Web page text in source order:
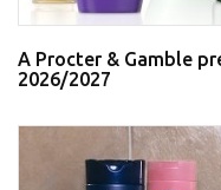
A Procter & Gamble
2026/2027